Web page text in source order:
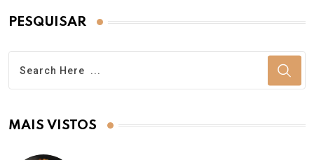
PESQUISAR
MAIS VISTOS